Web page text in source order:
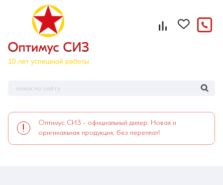
Оптимус СИЗ - официальный дилер. Новая и
оригинальная продукция, без переплат!